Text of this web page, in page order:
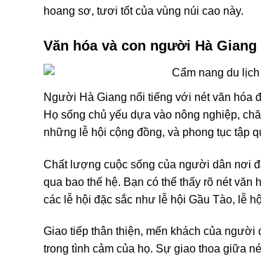
hoang sơ, tươi tốt của vùng núi cao này.
Văn hóa và con người Hà Giang
Người Hà Giang nổi tiếng với nét văn hóa
Họ sống chủ yếu dựa vào nông nghiệp,
những lễ hội cộng đồng, và phong tục tập
Chất lượng cuộc sống của người dân nơi
qua bao thế hệ. Bạn có thể thấy rõ nét văn
các lễ hội đặc sắc như lễ hội Gầu Tào, lễ
Giao tiếp thân thiện, mến khách của người
trong tình cảm của họ. Sự giao thoa giữa